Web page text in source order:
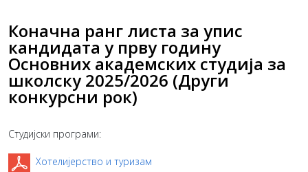
Коначна ранг листа за упис
кандидата у прву годину
Основних академских студија за
школску 2025/2026 (Други
конкурсни рок)
Студијски програми:
Хотелијерство и туризам